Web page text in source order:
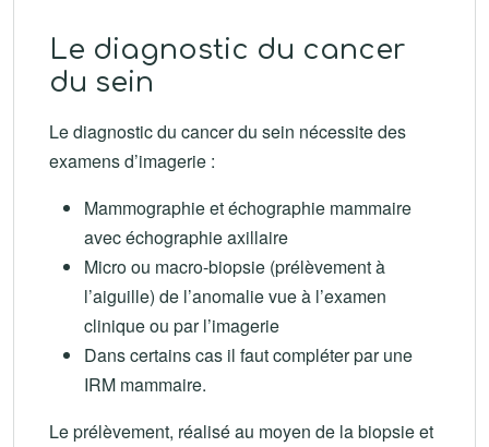
Le diagnostic du cancer
du sein
Le diagnostic du cancer du sein nécessite des
examens d’imagerie :
Mammographie et échographie mammaire
avec échographie axillaire
Micro ou macro-biopsie (prélèvement à
l’aiguille) de l’anomalie vue à l’examen
clinique ou par l’imagerie
Dans certains cas il faut compléter par une
IRM mammaire.
Le prélèvement, réalisé au moyen de la biopsie et